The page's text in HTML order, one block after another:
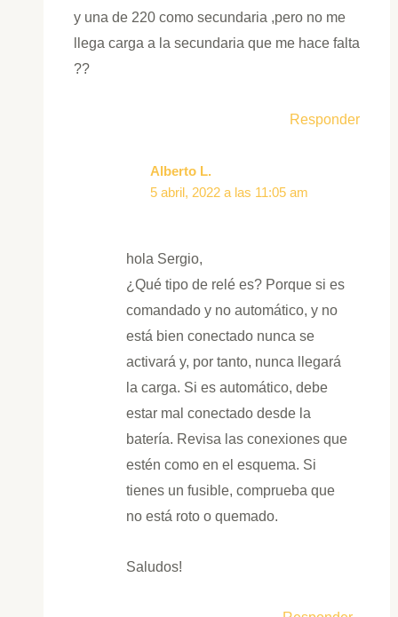
y una de 220 como secundaria ,pero no me
llega carga a la secundaria que me hace falta
??
Responder
Alberto L.
5 abril, 2022 a las 11:05 am
hola Sergio,
¿Qué tipo de relé es? Porque si es
comandado y no automático, y no
está bien conectado nunca se
activará y, por tanto, nunca llegará
la carga. Si es automático, debe
estar mal conectado desde la
batería. Revisa las conexiones que
estén como en el esquema. Si
tienes un fusible, comprueba que
no está roto o quemado.
Saludos!